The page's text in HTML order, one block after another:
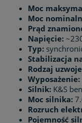
Moc
Moc
Prąd
Napięcie:
Typ:
Stabilizacja
Rodzaj
Wyposażenie:
Silnik: K&S
Moc silnika:
Rozruch
Pojemność